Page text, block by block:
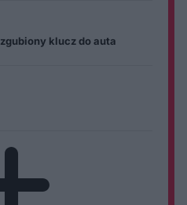
klucz do auta